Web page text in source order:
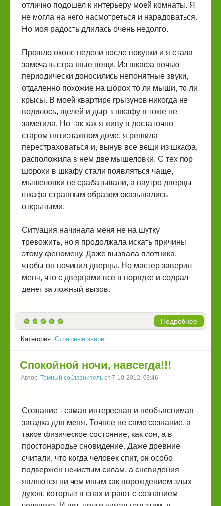
отлично подошел к интерьеру моей комнаты. Я
не могла на него насмотреться и нарадоваться.
Но моя радость длилась очень недолго.
Прошло около недели после покупки и я стала
замечать странные вещи. Из шкафа ночью
периодически доносились непонятные звуки,
отдаленно похожие на шорох то ли мыши, то ли
крысы. В моей квартире грызунов никогда не
водилось, щелей и дыр в шкафу я тоже не
заметила. Но так как я живу в достаточно
старом пятиэтажном доме, я решила
перестраховаться и, вынув все вещи из шкафа,
расположила в нем две мышеловки. С тех пор
шорохи в шкафу стали появляться чаще,
мышеловки не срабатывали, а наутро дверцы
шкафа странным образом оказывались
открытыми.
Ситуация начинала меня не на шутку
тревожить, но я продолжала искать причины
этому феномену. Даже вызвала плотника,
чтобы он починил дверцы. Но мастер заверил
меня, что с дверцами все в порядке и содрал
денег за ложный вызов.
Подробнее
Категория: Страшные звери
Спокойной ночи, навсегда!!!
Автор: Темный соблазнитель от 7-10-2012, 03:46
Сознание - самая интересная и необъяснимая
загадка для меня. Точнее не само сознание, а
такое физическое состояние, как сон, а в
простонародье сновидение. Даже древние
считали, что когда человек спит, он особо
подвержен нечистым силам, а сновидения
являются ни чем иным как порождением злых
духов, которые в снах играют с сознанием